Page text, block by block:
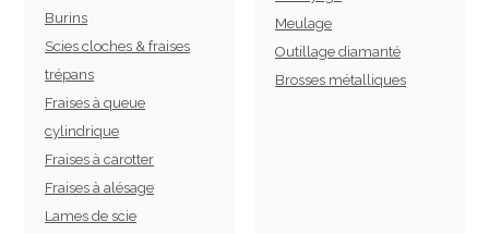
Burins
Scies cloches & fraises
trépans
Fraises à queue
cylindrique
Fraises à carotter
Fraises à alésage
Lames de scie
Meulage
Outillage diamanté
Brosses métalliques